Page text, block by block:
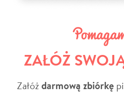
ZAŁÓŻ
Załóżdarmową zbiórkę